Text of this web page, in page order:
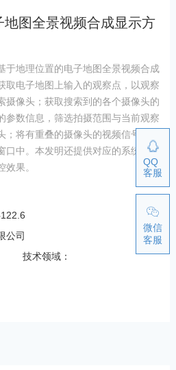
图全景视频合成显示方
于地理位置的电子地图全景视频合成
取电子地图上输入的观察点，以观察
摄像头；获取搜索到的各个摄像头的
参数信息，筛选拍摄范围与当前观察
将有重叠的摄像头的视频信号进行
口中。本发明还提供对应的系统，能
果。
公司
技术领域：
QQ
客服
微信
客服